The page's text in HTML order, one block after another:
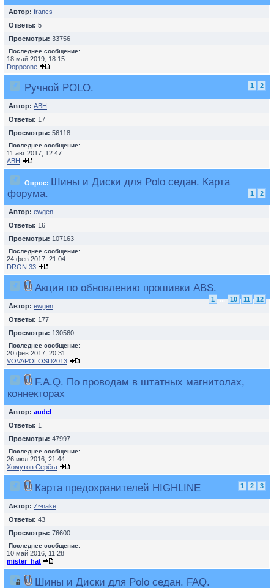
Автор: francs
Ответы: 5
Просмотры: 33756
Последнее сообщение:
18 май 2019, 18:15
Doppeone
Ручной POLO. 1 2
Автор: ABH
Ответы: 17
Просмотры: 56118
Последнее сообщение:
11 авг 2017, 12:47
ABH
Опрос: Шины и Диски для Polo седан. Карта
форума.
1 2
Автор: ewgen
Ответы: 16
Просмотры: 107163
Последнее сообщение:
24 фев 2017, 21:04
DRON 33
Акция по обновлению прошивки ABS.
1 ... 10 11
12
Автор: ewgen
Ответы: 177
Просмотры: 130560
Последнее сообщение:
20 фев 2017, 20:31
VOVAPOLOSD2013
F.A.Q. По проводам в штатных магнитолах,
коннекторах
Автор: audel
Ответы: 1
Просмотры: 47997
Последнее сообщение:
26 июл 2016, 21:44
Хомутов Серёга
Карта предохранителей HIGHLINE 1 2 3
Автор: Z~nake
Ответы: 43
Просмотры: 76600
Последнее сообщение:
10 май 2016, 11:28
mister_hat
Шины и Диски для Polo седан. FAQ.